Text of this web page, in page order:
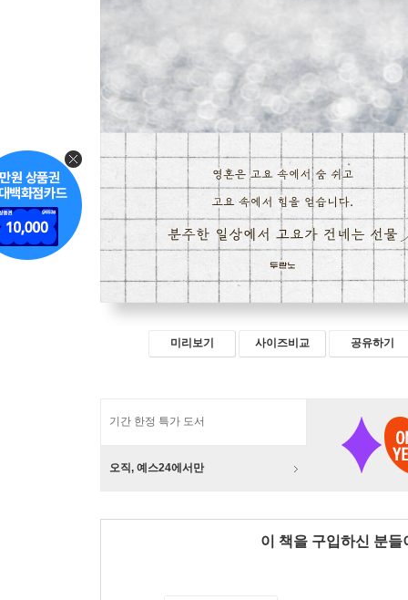
미리보기 사이즈비교 공유하기
기간 한정 특가 도서
오직, 예스24에서만
이 책을 구입하신 분